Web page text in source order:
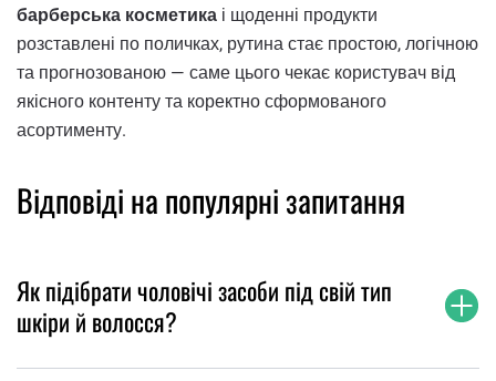
барберська косметика і щоденні продукти
розставлені по поличках, рутина стає простою, логічною
та прогнозованою — саме цього чекає користувач від
якісного контенту та коректно сформованого
асортименту.
Відповіді на популярні запитання
Як підібрати чоловічі засоби під свій тип
шкіри й волосся?